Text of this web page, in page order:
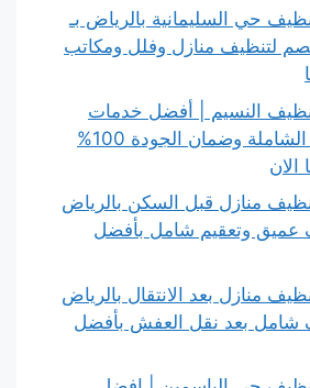
حي السليمانية بالرياض بـ
خصم لتنظيف منازل وفلل ومكاتب
النسيم | أفضل خدمات
النظافة الشاملة وضمان الجودة 100%
الان
منازل قبل السكن بالرياض
عميق وتعقيم شامل بأفضل
منازل بعد الانتقال بالرياض
شامل بعد نقل العفش بأفضل